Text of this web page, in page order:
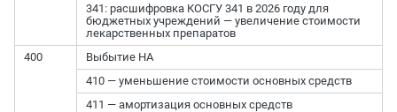
341: расшифровка КОСГУ 341 в 2026 году для
бюджетных учреждений — увеличение стоимости
лекарственных препаратов
400
Выбытие НА
410 — уменьшение стоимости основных средств
411 — амортизация основных средств